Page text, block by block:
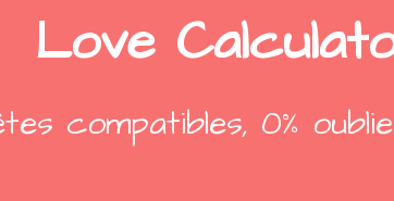
Love
compatibles, 0%